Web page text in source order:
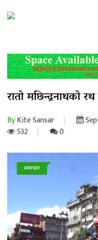
रातो मछिन्द्रनाथको
ByKite Sansar
532
0
समाचार